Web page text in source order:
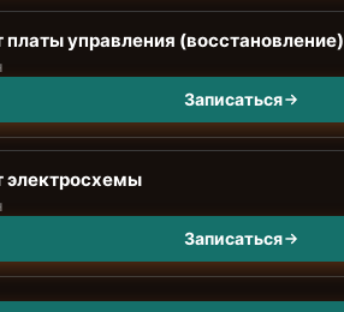
платы управления (восстановление)
Записаться
электросхемы
Записаться